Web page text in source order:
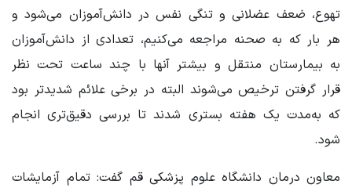
تهوع، ضعف عضلانی و تنگی نفس در دانش‌آموزان می‌شود و
هر بار که به صحنه مراجعه می‌کنیم، تعدادی از دانش‌آموزان
به بیمارستان منتقل و بیشتر آنها با چند ساعت تحت نظر
قرار گرفتن ترخیص می‌شوند البته در برخی علائم شدیدتر بود
که به‌مدت یک هفته بستری شدند تا بررسی دقیق‌تری انجام
شود.
معاون درمان دانشگاه علوم پزشکی قم گفت: تمام آزمایشات